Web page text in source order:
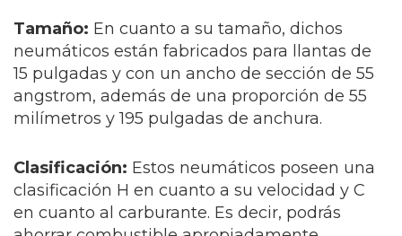
Tamaño: En cuanto a su tamaño, dichos
neumáticos están fabricados para llantas de
15 pulgadas y con un ancho de sección de 55
angstrom, además de una proporción de 55
milímetros y 195 pulgadas de anchura.
Clasificación: Estos neumáticos poseen una
clasificación H en cuanto a su velocidad y C
en cuanto al carburante. Es decir, podrás